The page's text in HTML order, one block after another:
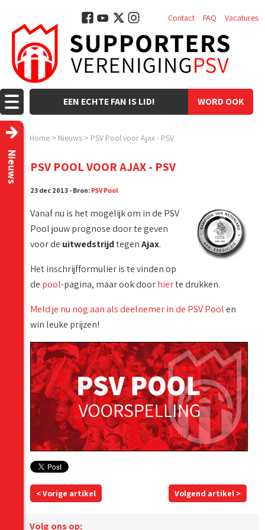
WORD OOK
EEN ECHTE FAN IS LID!
Contact FAQ Vacatures
Home > Nieuws > PSV Pool voor Ajax - PSV
Nieuws PSV POOL VOOR AJAX - PSV
23 dec 2013 - Bron: PSV Pool
Vanaf nu is het mogelijk om in de PSV
Pool jouw prognose door te geven
voor de uitwedstrijdtegenAjax.
Het inschrijfformulier is te vinden op
de pool-pagina, maar ook doorhierte drukken.
Meld je nu nog aan als deelnemer in de PSV Poolen
win leuke prijzen!
< Vorige artikel Volgend artikel >
Volg ons op: